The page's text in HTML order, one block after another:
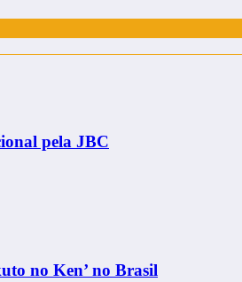
pela JBC
no Ken’ no Brasil